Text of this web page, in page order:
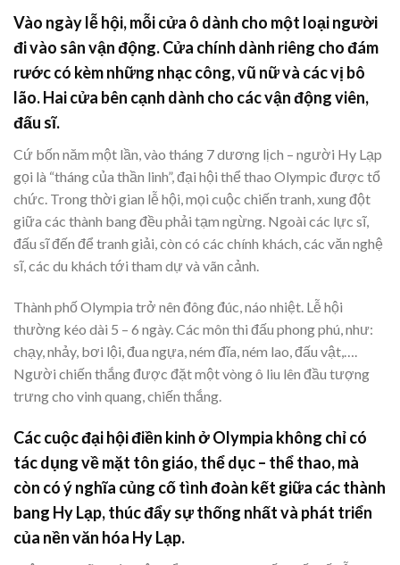
Vào ngày lễ hội, mỗi cửa ô dành cho một loại người
đi vào sân vận động. Cửa chính dành riêng cho đám
rước có kèm những nhạc công, vũ nữ và các vị bô
lão. Hai cửa bên cạnh dành cho các vận động viên,
đấu sĩ.
Cứ bốn năm một lần, vào tháng 7 dương lịch – người Hy Lạp
gọi là “tháng của thần linh”, đại hội thể thao Olympic được tổ
chức. Trong thời gian lễ hội, mọi cuộc chiến tranh, xung đột
giữa các thành bang đều phải tạm ngừng. Ngoài các lực sĩ,
đấu sĩ đến để tranh giải, còn có các chính khách, các văn nghệ
sĩ, các du khách tới tham dự và vãn cảnh.
Thành phố Olympia trở nên đông đúc, náo nhiệt. Lễ hội
thường kéo dài 5 – 6 ngày. Các môn thi đấu phong phú, như:
chạy, nhảy, bơi lội, đua ngựa, ném đĩa, ném lao, đấu vật,….
Người chiến thắng được đặt một vòng ô liu lên đầu tượng
trưng cho vinh quang, chiến thắng.
Các cuộc đại hội điền kinh ở Olympia không chỉ có
tác dụng về mặt tôn giáo, thể dục – thể thao, mà
còn có ý nghĩa củng cố tình đoàn kết giữa các thành
bang Hy Lạp, thúc đẩy sự thống nhất và phát triển
của nền văn hóa Hy Lạp.